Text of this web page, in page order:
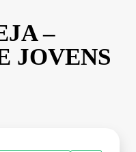
–
JOVENS